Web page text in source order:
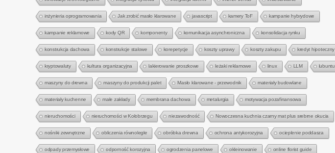
inżynieria oprogramowania Jak zrobić masło klarowane javascript kamery ToF kampanie hybrydowe
kampanie reklamowe kody QR komponenty komunikacja asynchroniczna konsolidacja rynku
konstrukcja dachowa konstrukcje stalowe korepetycje koszty uprawy koszty zakupu kredyt hipoteczny
kryptowaluty kultura organizacyjna lakierowanie proszkowe leżaki reklamowe linux LLM lubuntu
maszyny do drewna maszyny do produkcji palet Masło klarowane - przewodnik materiały budowlane
materiały kuchenne małe zakłady membrana dachowa metalurgia motywacja pozafinansowa
nieruchomości nieruchomości w Kołobrzegu niezawodność Nowoczesna kuchnia czarny mat plus srebrne okucia
nośniki zewnętrzne obliczenia równoległe obróbka drewna ochrona antykorozyjna ocieplenie poddasza
odpady przemysłowe odporność korozyjna ogrodzenia panelowe okleinowanie online florist guide